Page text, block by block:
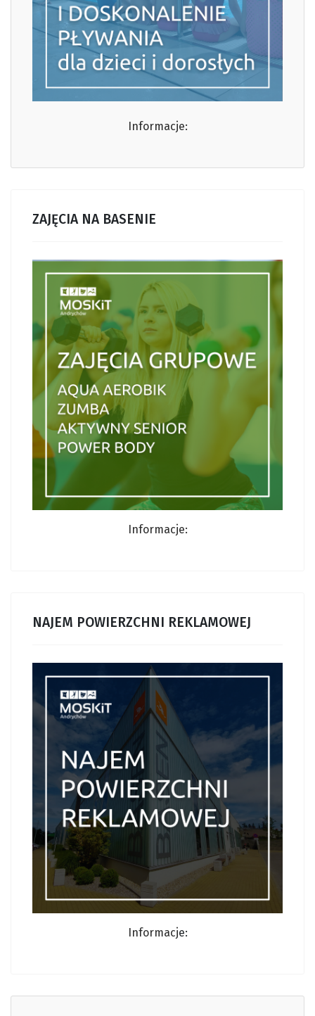
Informacje:
ZAJĘCIA NA BASENIE
Informacje:
NAJEM POWIERZCHNI REKLAMOWEJ
Informacje: